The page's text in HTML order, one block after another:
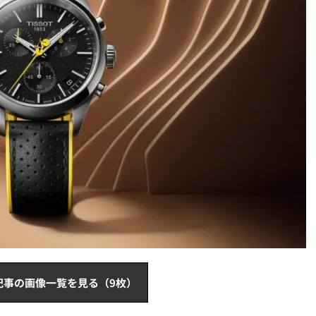
の画像一覧を見る（9枚）